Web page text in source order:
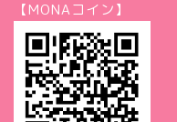
【MONAコイン】